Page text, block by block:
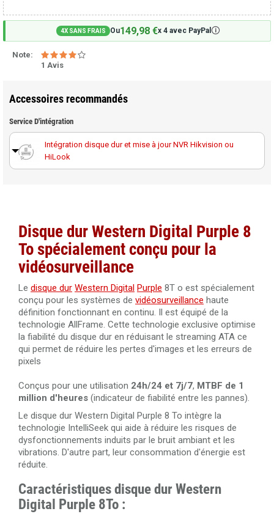
4X SANS FRAIS Ou149,98 €x 4 avec PayPal🛈
Note:
1 Avis
Accessoires recommandés
Service D'intégration
Intégration disque dur et mise à jour NVR Hikvision ou
HiLook
Disque dur Western Digital Purple 8
Tospécialement conçu pour la
vidéosurveillance
Le disque dur Western Digital Purple 8T o est spécialement
conçu pour les systèmes de vidéosurveillance haute
définition fonctionnant en continu. Il est équipé de la
technologie AllFrame. Cette technologie exclusive optimise
la fiabilité du disque dur en réduisant le streaming ATA ce
qui permet de réduire les pertes d'images et les erreurs de
pixels
Conçus pour une utilisation 24h/24 et 7j/7, MTBF de 1
million d'heures (indicateur de fiabilité entre les pannes).
Le disque dur Western Digital Purple 8 To intègre la
technologie IntelliSeek qui aide à réduire les risques de
dysfonctionnements induits par le bruit ambiant et les
vibrations. D'autre part, leur consommation d'énergie est
réduite.
Caractéristiques disque dur Western
Digital Purple 8To :